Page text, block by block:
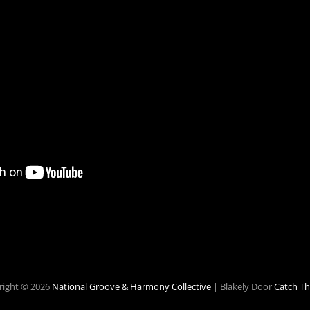
© 2026 National Groove & Harmony Collective | Blakely DoorCatch